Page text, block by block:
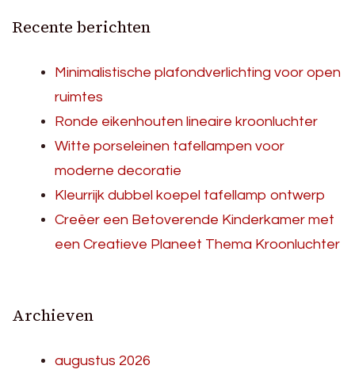
Recente berichten
Minimalistische plafondverlichting voor open
ruimtes
Ronde eikenhouten lineaire kroonluchter
Witte porseleinen tafellampen voor
moderne decoratie
Kleurrijk dubbel koepel tafellamp ontwerp
Creëer een Betoverende Kinderkamer met
een Creatieve Planeet Thema Kroonluchter
Archieven
augustus 2026